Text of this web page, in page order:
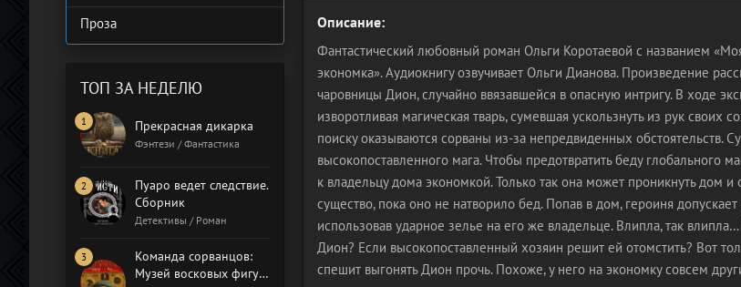
Описание:
Фантастический любовный роман Ольги Коротаевой с названием
экономка». Аудиокнигу озвучивает Ольги Дианова. Произведение
чаровницы Дион, случайно ввязавшейся в опасную интригу. В ходе
изворотливая магическая тварь, сумевшая ускользнуть из рук своих
поиску оказываются сорваны из-за непредвиденных обстоятельств.
высокопоставленного мага. Чтобы предотвратить беду глобального
к владельцу дома экономкой. Только так она может проникнуть дом и
существо, пока оно не натворило бед. Попав в дом, героиня
использовав ударное зелье на его же владельце. Влипла, так
Дион? Если высокопоставленный хозяин решит ей отомстить? Вот
спешит выгонять Дион прочь. Похоже, у него на экономку совсем
Проза
ТОП ЗА НЕДЕЛЮ
Прекрасная дикарка
Фэнтези / Фантастика
Пуаро ведет следствие.
Сборник
Детективы / Роман
Команда сорванцов:
Музей восковых фигур.